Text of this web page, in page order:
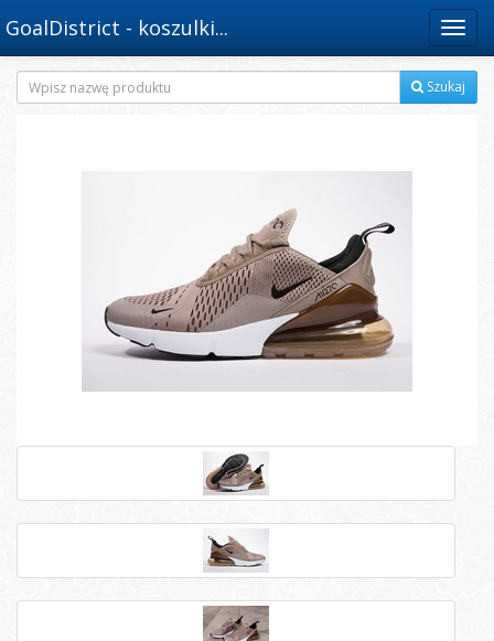
Menu
GoalDistrict - koszulki...
Szukaj